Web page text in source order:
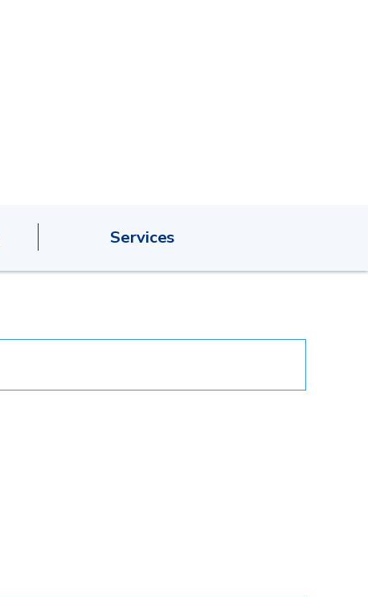
Services